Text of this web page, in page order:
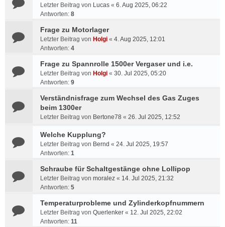
Letzter Beitrag von Lucas « 6. Aug 2025, 06:22
Antworten: 8
Frage zu Motorlager
Letzter Beitrag von Holgi « 4. Aug 2025, 12:01
Antworten: 4
Frage zu Spannrolle 1500er Vergaser und i.e.
Letzter Beitrag von Holgi « 30. Jul 2025, 05:20
Antworten: 9
Verständnisfrage zum Wechsel des Gas Zuges
beim 1300er
Letzter Beitrag von Bertone78 « 26. Jul 2025, 12:52
Welche Kupplung?
Letzter Beitrag von Bernd « 24. Jul 2025, 19:57
Antworten: 1
Schraube für Schaltgestänge ohne Lollipop
Letzter Beitrag von moralez « 14. Jul 2025, 21:32
Antworten: 5
Temperaturprobleme und Zylinderkopfnummern
Letzter Beitrag von Querlenker « 12. Jul 2025, 22:02
Antworten: 11